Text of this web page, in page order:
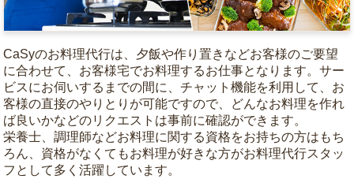
CaSyのお料理代行は、夕飯や作り置きなどお客様のご要望
に合わせて、お客様宅でお料理するお仕事となります。サー
ビスにお伺いするまでの間に、チャット機能を利用して、お
客様の直接のやりとりが可能ですので、どんなお料理を作れ
ば良いかなどのリクエストは事前に確認ができます。
栄養士、調理師などお料理に関する資格をお持ちの方はもち
ろん、資格がなくてもお料理が好きな方がお料理代行スタッ
フとして多く活躍しています。